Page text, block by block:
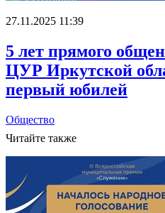
27.11.2025 11:39
5 лет прямого
ЦУР Иркутской
первый юбилей
Общество
Читайте также